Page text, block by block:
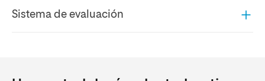
Sistema de evaluación